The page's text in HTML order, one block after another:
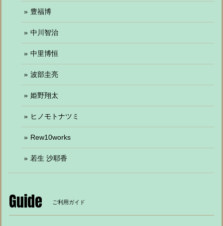
豊福博
中川智治
中里博恒
波部圭亮
姫野翔太
ヒノモトナツミ
Rew10works
若生 沙耶香
Guide ご利用ガイド